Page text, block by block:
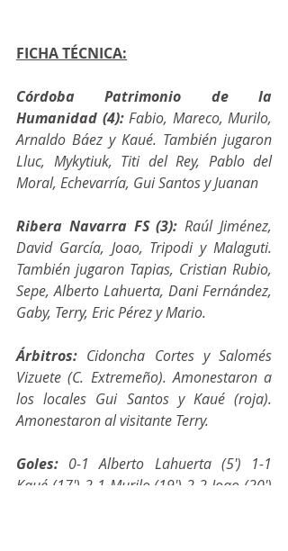
FICHA TÉCNICA:
Córdoba Patrimonio de la
Humanidad (4): Fabio, Mareco, Murilo,
Arnaldo Báez y Kaué. También jugaron
Lluc, Mykytiuk, Titi del Rey, Pablo del
Moral, Echevarría, Gui Santos y Juanan
Ribera Navarra FS (3): Raúl Jiménez,
David García, Joao, Tripodi y Malaguti.
También jugaron Tapias, Cristian Rubio,
Sepe, Alberto Lahuerta, Dani Fernández,
Gaby, Terry, Eric Pérez y Mario.
Árbitros: Cidoncha Cortes y Salomés
Vizuete (C. Extremeño). Amonestaron a
los locales Gui Santos y Kaué (roja).
Amonestaron al visitante Terry.
Goles: 0-1 Alberto Lahuerta (5') 1-1
Kaué (17') 2-1 Murilo (19') 2-2 Joao (20')